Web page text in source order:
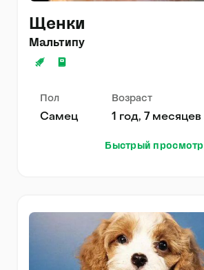
Щенки
Мальтипу
Пол
Самец
Возраст
1 год, 7 месяцев
Быстрый просмотр